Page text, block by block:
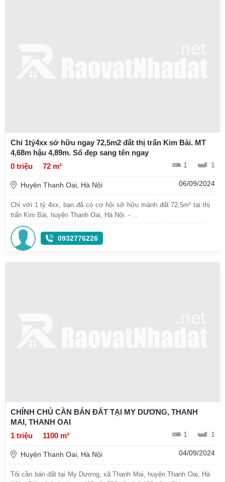
Chỉ 1tỷ4xx sở hữu ngay 72,5m2 đất thị trấn Kim Bài. MT
4,68m hậu 4,89m. Sổ đẹp sang tên ngay
0 triệu
72 m² 1 1
Huyện Thanh Oai, Hà Nội 06/09/2024
Chỉ với 1 tỷ 4xx, bạn đã có cơ hội sở hữu mảnh đất 72,5m² tại thị
trấn Kim Bài, huyện Thanh Oai, Hà Nội. - ...
0932776226
CHÍNH CHỦ CẦN BÁN ĐẤT TẠI MY DƯƠNG, THANH
MAI, THANH OAI
1 triệu
1100 m² 1 1
Huyện Thanh Oai, Hà Nội 04/09/2024
Tôi cần bán đất tại My Dương, xã Thanh Mai, huyện Thanh Oai, Hà